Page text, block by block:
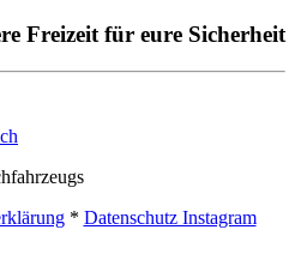
Freizeit für eure Sicherheit
* Datenschutz Instagram